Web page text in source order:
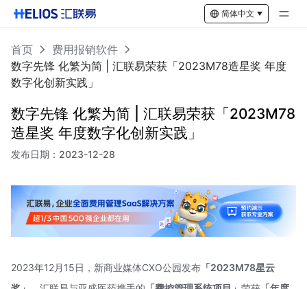
简体中文
首页
费用报销软件
数字先锋 化繁为简 | 汇联易荣获「2023M78造星奖 年度
数字化创新实践」
数字先锋 化繁为简 | 汇联易荣获「2023M78
造星奖 年度数字化创新实践」
发布日期： 2023-12-28
2023年12月15日，新商业媒体CXO公园发布 「2023M78星云